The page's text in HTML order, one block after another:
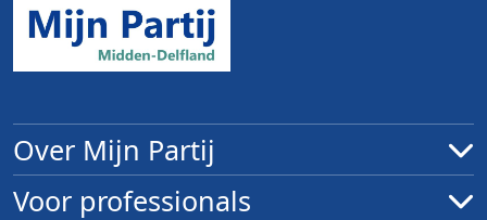
Over Mijn Partij
Voor professionals